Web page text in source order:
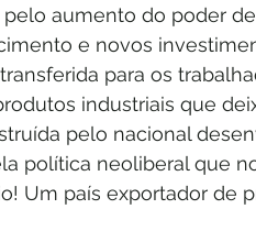
aumento do poder
e novos
para os
industriais que
pelo nacional
política neoliberal que
Um país exportador de